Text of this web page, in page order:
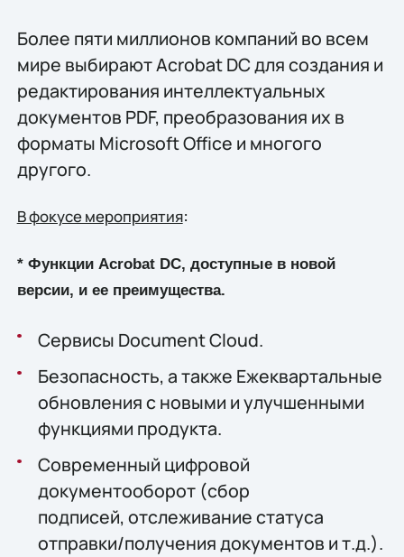
Более пяти миллионов компаний во всем
мире выбирают Acrobat DC для создания и
редактирования интеллектуальных
документов PDF, преобразования их в
форматы Microsoft Office и многого
другого.
В фокусе мероприятия:
* Функции Acrobat DC, доступные в новой
версии, и ее преимущества.
Сервисы Document Cloud.
Безопасность, а также Ежеквартальные
обновления с новыми и улучшенными
функциями продукта.
Современный цифровой
документооборот (сбор
подписей, отслеживание статуса
отправки/получения документов и т.д.).